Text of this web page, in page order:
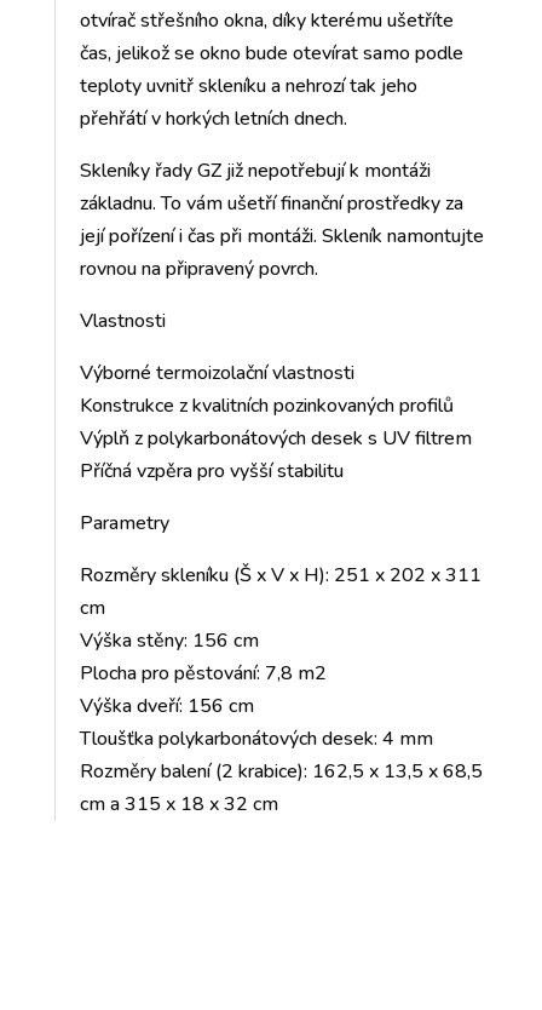
otvírač střešního okna, díky kterému ušetříte
čas, jelikož se okno bude otevírat samo podle
teploty uvnitř skleníku a nehrozí tak jeho
přehřátí v horkých letních dnech.
Skleníky řady GZ již nepotřebují k montáži
základnu. To vám ušetří finanční prostředky za
její pořízení i čas při montáži. Skleník namontujte
rovnou na připravený povrch.
Vlastnosti
Výborné termoizolační vlastnosti
Konstrukce z kvalitních pozinkovaných profilů
Výplň z polykarbonátových desek s UV filtrem
Příčná vzpěra pro vyšší stabilitu
Parametry
Rozměry skleníku (Š x V x H): 251 x 202 x 311
cm
Výška stěny: 156 cm
Plocha pro pěstování: 7,8 m2
Výška dveří: 156 cm
Tloušťka polykarbonátových desek: 4 mm
Rozměry balení (2 krabice): 162,5 x 13,5 x 68,5
cm a 315 x 18 x 32 cm